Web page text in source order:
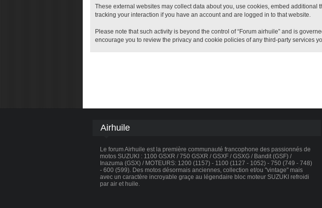
These external websites may collect data about you, use cookies, embed
tracking your interaction if you have an account and are logged in to that website.
Please note that such activity is beyond the control of “Forum airhuile” and is
encourage you to review the privacy and cookie policies of any third-party services
Airhuile
Le forum Airhuile est la première communauté francophone des passionnés de
motos SUZUKI : 1100 GSXR / 750 GSXR / GSXF / GSXG / Bandit (GSF) /
Inazuma (GSX) / MOTEURS: 1200 (1157) - 1100 (1127 - 1052) - 750 (749 - 748)
- 600 (599). Des motos désormais anciennes, collection et/ou "vintage" mais
avec un caractère incroyable graçe au légendaire bloc moteur SUZUKI refroidi
par air et huile.